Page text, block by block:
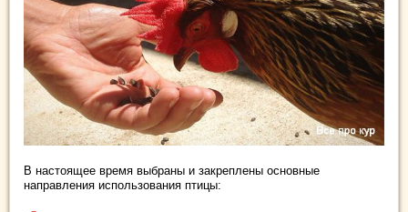
В настоящее время выбраны и закреплены основные
направления использования птицы: